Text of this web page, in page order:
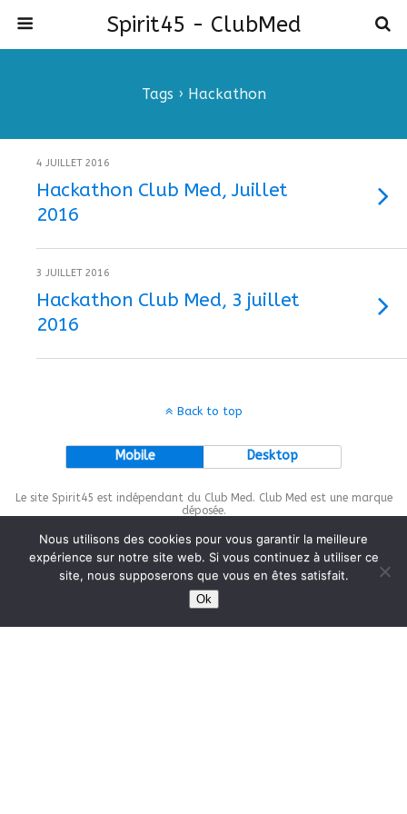
Spirit45 - ClubMed
Tags › Hackathon
4 JUILLET 2016
Hackathon Club Med, Juillet
2016
3 JUILLET 2016
Hackathon Club Med, 3 juillet
2016
Back to top
Mobile Desktop
Le site Spirit45 est indépendant du Club Med. Club Med est une marque
déposée.
This site is protected bywp-copyrightpro.com
Nous utilisons des cookies pour vous garantir la meilleure
expérience sur notre site web. Si vous continuez à utiliser ce
site, nous supposerons que vous en êtes satisfait.
Ok